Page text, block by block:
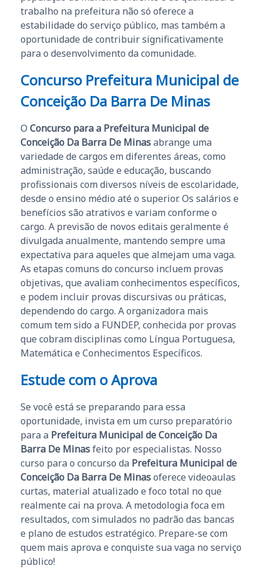
trabalho na prefeitura não só oferece a
estabilidade do serviço público, mas também a
oportunidade de contribuir significativamente
para o desenvolvimento da comunidade.
Concurso Prefeitura Municipal de
Conceição Da Barra De Minas
O Concurso para a Prefeitura Municipal de
Conceição Da Barra De Minasabrange uma
variedade de cargos em diferentes áreas, como
administração, saúde e educação, buscando
profissionais com diversos níveis de escolaridade,
desde o ensino médio até o superior. Os salários e
benefícios são atrativos e variam conforme o
cargo. A previsão de novos editais geralmente é
divulgada anualmente, mantendo sempre uma
expectativa para aqueles que almejam uma vaga.
As etapas comuns do concurso incluem provas
objetivas, que avaliam conhecimentos específicos,
e podem incluir provas discursivas ou práticas,
dependendo do cargo. A organizadora mais
comum tem sido a FUNDEP, conhecida por provas
que cobram disciplinas como Língua Portuguesa,
Matemática e Conhecimentos Específicos.
Estude com o Aprova
Se você está se preparando para essa
oportunidade, invista em um curso preparatório
para a Prefeitura Municipal de Conceição Da
Barra De Minasfeito por especialistas. Nosso
curso para o concurso da Prefeitura Municipal de
Conceição Da Barra De Minasoferece videoaulas
curtas, material atualizado e foco total no que
realmente cai na prova. A metodologia foca em
resultados, com simulados no padrão das bancas
e plano de estudos estratégico. Prepare-se com
quem mais aprova e conquiste sua vaga no serviço
público!